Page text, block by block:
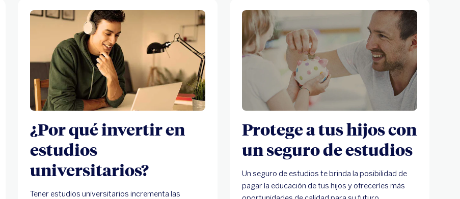
¿Por qué invertir en
estudios
universitarios?
Tener estudios universitarios incrementa las
Protege a tus hijos con
un seguro de estudios
Un seguro de estudios te brinda la posibilidad de
pagar la educación de tus hijos y ofrecerles más